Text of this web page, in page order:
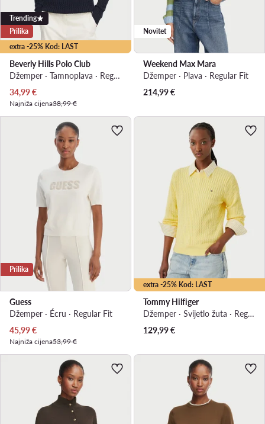
extra -25% Kod: LAST
Trending
Prilika
Beverly Hills Polo Club
Džemper · Tamnoplava · Regular Fit
Trenutna cijena
34,99€
Najniža cijena38,99 €
Novitet
Weekend Max Mara
Džemper · Plava · Regular Fit
214,99€
Prilika
Guess
Džemper · Écru · Regular Fit
Trenutna cijena
45,99€
Najniža cijena53,99 €
extra -25% Kod: LAST
Tommy Hilfiger
Džemper · Svijetlo žuta · Regular Fit
129,99€